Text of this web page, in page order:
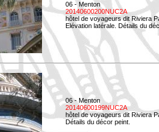
06 - Menton
20140600200NUC2A
hôtel de voyageurs dit Riviera
Elévation latérale. Détails du
06 - Menton
20140600199NUC2A
hôtel de voyageurs dit Riviera
Détails du décor peint.